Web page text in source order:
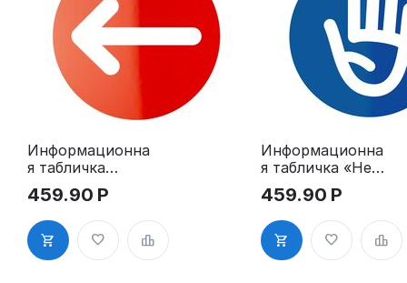
Информационна
я табличка
«Стрелка
указатель
направление
движения»
пиктограмма
459.90 Р
Информационна
я табличка «Не
входить, не
беспокоить»
пиктограмма
K15
459.90 Р